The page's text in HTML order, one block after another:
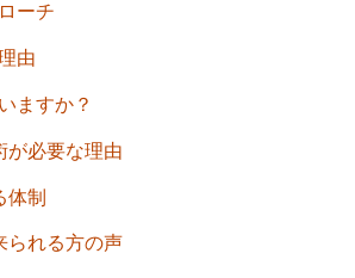
ーチ
由
ますか？
が必要な理由
体制
られる方の声